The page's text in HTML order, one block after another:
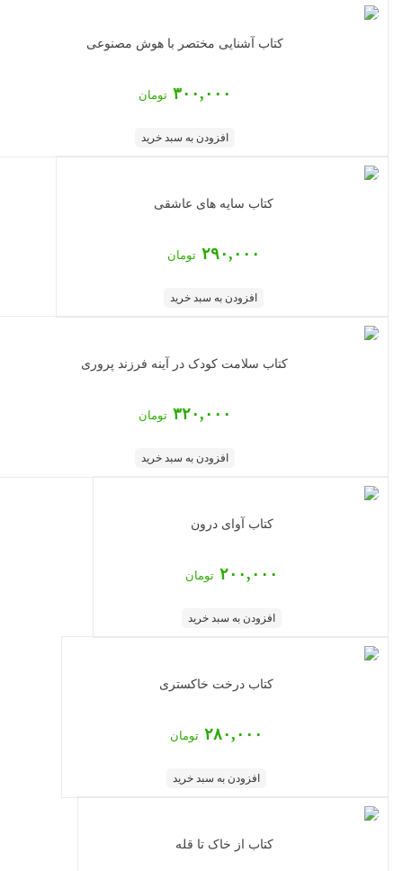
کتاب آشنایی مختصر با هوش مصنوعی
۳۰۰,۰۰۰ تومان
افزودن به سبد خرید
کتاب سایه های عاشقی
۲۹۰,۰۰۰ تومان
افزودن به سبد خرید
کتاب سلامت کودک در آینه فرزند پروری
۳۲۰,۰۰۰ تومان
افزودن به سبد خرید
کتاب آوای درون
۲۰۰,۰۰۰ تومان
افزودن به سبد خرید
کتاب درخت خاکستری
۲۸۰,۰۰۰ تومان
افزودن به سبد خرید
کتاب از خاک تا قله